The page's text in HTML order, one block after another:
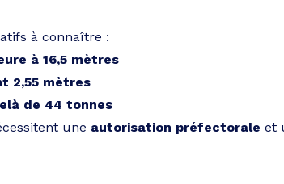
à connaître :
à 16,5 mètres
2,55 mètres
de 44 tonnes
une autorisation préfectorale et